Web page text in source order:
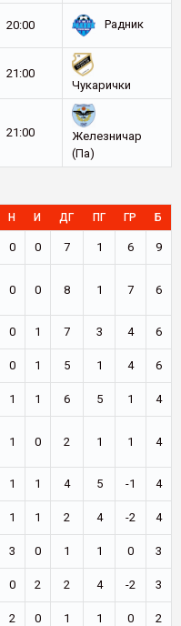
20:00 Радник
21:00
Чукарички
21:00
Железничар
(Па)
Н И ДГ ПГ ГР Б
0 0 7 1 6 9
0 0 8 1 7 6
0 1 7 3 4 6
0 1 5 1 4 6
1 1 6 5 1 4
1 0 2 1 1 4
1 1 4 5 -1 4
1 1 2 4 -2 4
3 0 1 1 0 3
0 2 2 4 -2 3
2 0 1 1 0 2